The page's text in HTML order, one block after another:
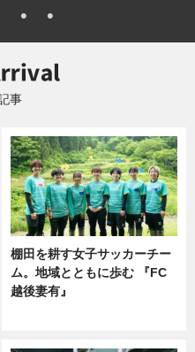
事
棚田を耕す女子サッカーチー
ム。地域とともに歩む 『FC
越後妻有』